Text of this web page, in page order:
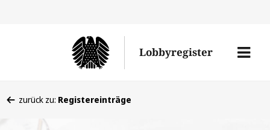
Lobbyregister
Menü
befinden
zurück zu: Registereinträge